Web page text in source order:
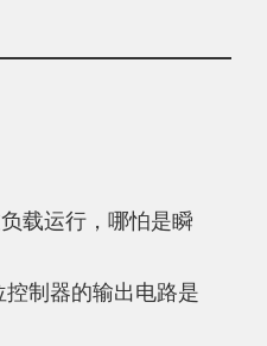
载运行，哪怕是瞬
制器的输出电路是